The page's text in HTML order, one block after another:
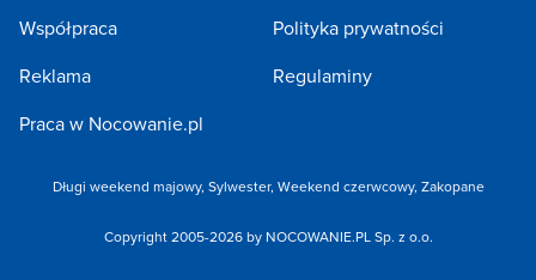
Współpraca
Reklama
Praca w Nocowanie.pl
Polityka prywatności
Regulaminy
Długi weekend majowy, Sylwester, Weekend czerwcowy, Zakopane
Copyright 2005-2026 by NOCOWANIE.PL Sp. z o.o.